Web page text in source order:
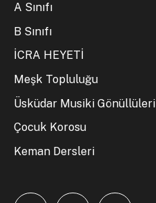
A Sınıfı
B Sınıfı
İCRA HEYETİ
Meşk Topluluğu
Üsküdar Musiki Gönüllüleri
Çocuk Korosu
Keman Dersleri